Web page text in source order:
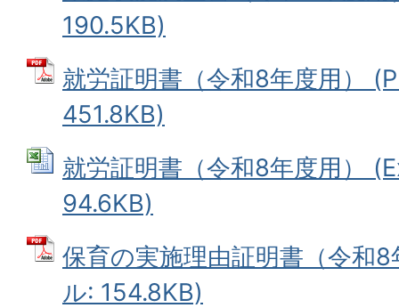
190.5KB)
就労証明書（令和8年度用）
451.8KB)
就労証明書（令和8年度用）
94.6KB)
保育の実施理由証明書（令和
ル: 154.8KB)